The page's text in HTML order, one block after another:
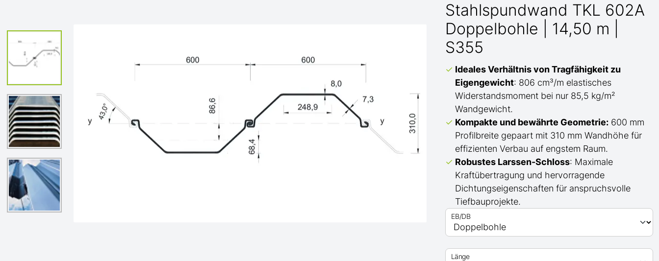
Stahlspundwand TKL 602A
Doppelbohle | 14,50 m |
S355
Ideales Verhältnis von Tragfähigkeit zu
Eigengewicht: 806 cm³/m elastisches
Widerstandsmoment bei nur 85,5 kg/m²
Wandgewicht.
Kompakte und bewährte Geometrie: 600 mm
Profilbreite gepaart mit 310 mm Wandhöhe für
effizienten Verbau auf engstem Raum.
Robustes Larssen-Schloss: Maximale
Kraftübertragung und hervorragende
Dichtungseigenschaften für anspruchsvolle
Tiefbauprojekte.
EB/DB
Länge